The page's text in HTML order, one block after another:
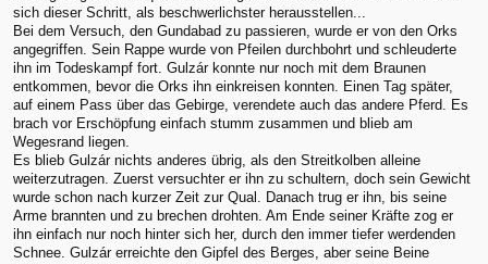
sich dieser Schritt, als beschwerlichster herausstellen...
Bei dem Versuch, den Gundabad zu passieren, wurde er von den Orks
angegriffen. Sein Rappe wurde von Pfeilen durchbohrt und schleuderte
ihn im Todeskampf fort. Gulzár konnte nur noch mit dem Braunen
entkommen, bevor die Orks ihn einkreisen konnten. Einen Tag später,
auf einem Pass über das Gebirge, verendete auch das andere Pferd. Es
brach vor Erschöpfung einfach stumm zusammen und blieb am
Wegesrand liegen.
Es blieb Gulzár nichts anderes übrig, als den Streitkolben alleine
weiterzutragen. Zuerst versuchter er ihn zu schultern, doch sein Gewicht
wurde schon nach kurzer Zeit zur Qual. Danach trug er ihn, bis seine
Arme brannten und zu brechen drohten. Am Ende seiner Kräfte zog er
ihn einfach nur noch hinter sich her, durch den immer tiefer werdenden
Schnee. Gulzár erreichte den Gipfel des Berges, aber seine Beine